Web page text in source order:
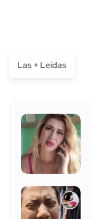
Las + Leídas